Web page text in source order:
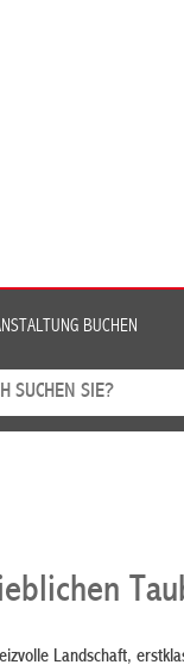
BUCHEN
Landschaft,